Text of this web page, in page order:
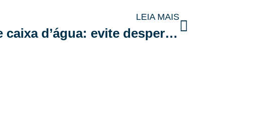
LEIA MAIS
Monitoramento de caixa d’água: evite desperdícios e reduza custos com tecnologia